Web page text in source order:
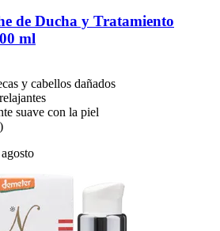
de Ducha y Tratamiento
ml
y cabellos dañados
suave con la piel